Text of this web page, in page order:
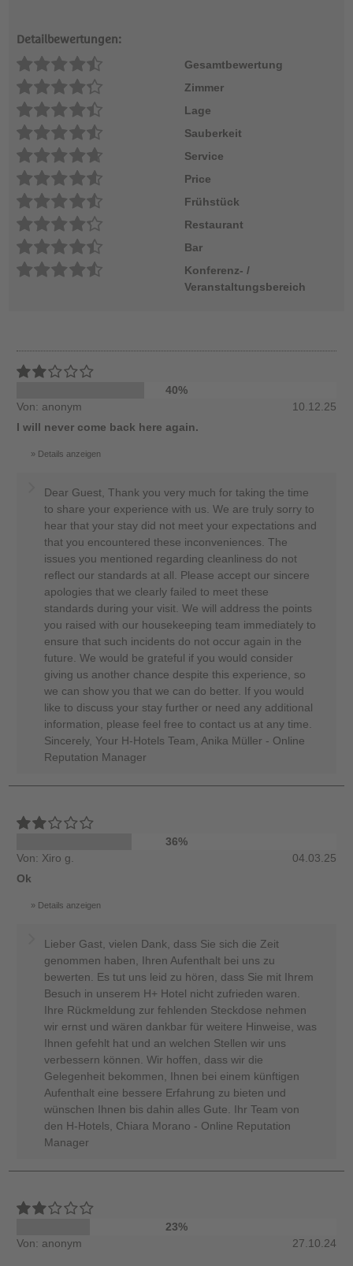
Detailbewertungen:
Gesamtbewertung
Zimmer
Lage
Sauberkeit
Service
Price
Frühstück
Restaurant
Bar
Konferenz- /
Veranstaltungsbereich
40%
Von: anonym
10.12.25
I will never come back here again.
Details anzeigen
Dear Guest, Thank you very much for taking the time
to share your experience with us. We are truly sorry to
hear that your stay did not meet your expectations and
that you encountered these inconveniences. The
issues you mentioned regarding cleanliness do not
reflect our standards at all. Please accept our sincere
apologies that we clearly failed to meet these
standards during your visit. We will address the points
you raised with our housekeeping team immediately to
ensure that such incidents do not occur again in the
future. We would be grateful if you would consider
giving us another chance despite this experience, so
we can show you that we can do better. If you would
like to discuss your stay further or need any additional
information, please feel free to contact us at any time.
Sincerely, Your H-Hotels Team, Anika Müller - Online
Reputation Manager
36%
Von: Xiro g.
04.03.25
Ok
Details anzeigen
Lieber Gast, vielen Dank, dass Sie sich die Zeit
genommen haben, Ihren Aufenthalt bei uns zu
bewerten. Es tut uns leid zu hören, dass Sie mit Ihrem
Besuch in unserem H+ Hotel nicht zufrieden waren.
Ihre Rückmeldung zur fehlenden Steckdose nehmen
wir ernst und wären dankbar für weitere Hinweise, was
Ihnen gefehlt hat und an welchen Stellen wir uns
verbessern können. Wir hoffen, dass wir die
Gelegenheit bekommen, Ihnen bei einem künftigen
Aufenthalt eine bessere Erfahrung zu bieten und
wünschen Ihnen bis dahin alles Gute. Ihr Team von
den H-Hotels, Chiara Morano - Online Reputation
Manager
23%
Von: anonym
27.10.24